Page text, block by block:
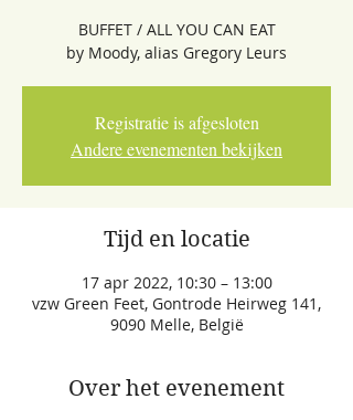
BUFFET / ALL YOU CAN EAT
by Moody, alias Gregory Leurs
Registratie is afgesloten
Andere evenementen bekijken
Tijd en locatie
17 apr 2022, 10:30 – 13:00
vzw Green Feet, Gontrode Heirweg 141,
9090 Melle, België
Over het evenement